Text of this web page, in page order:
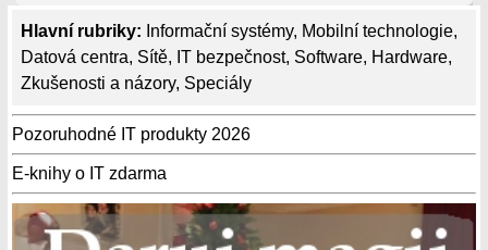
Hlavní rubriky: Informační systémy, Mobilní technologie,
Datová centra, Sítě, IT bezpečnost, Software, Hardware,
Zkušenosti a názory, Speciály
Pozoruhodné IT produkty 2026
E-knihy o IT zdarma